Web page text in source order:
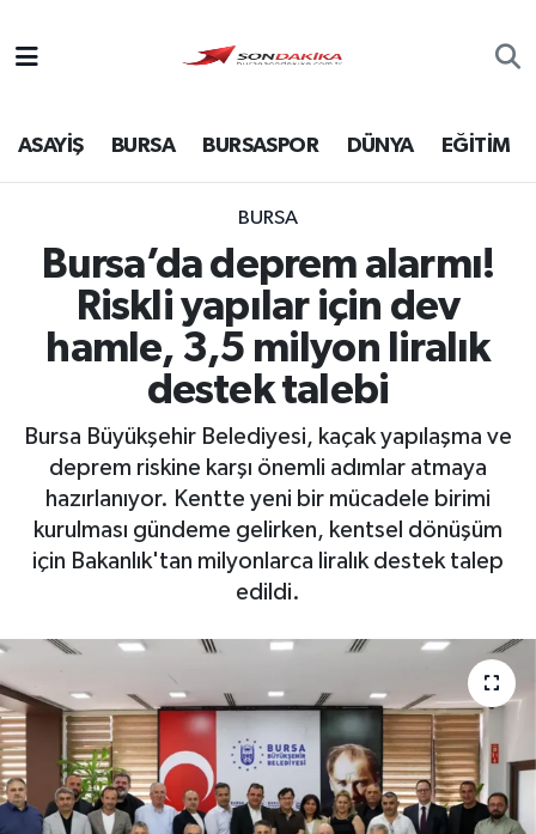
ASAYİŞ BURSA BURSASPOR DÜNYA EĞİTİM
BURSA
Bursa’da deprem alarmı!
Riskli yapılar için dev
hamle, 3,5 milyon liralık
destek talebi
Bursa Büyükşehir Belediyesi, kaçak yapılaşma ve
deprem riskine karşı önemli adımlar atmaya
hazırlanıyor. Kentte yeni bir mücadele birimi
kurulması gündeme gelirken, kentsel dönüşüm
için Bakanlık'tan milyonlarca liralık destek talep
edildi.
Bursa
Ekonomi
Foto Galeri
Gündem
Magazin
Siyaset
Spor
Türkiye
Video Galeri